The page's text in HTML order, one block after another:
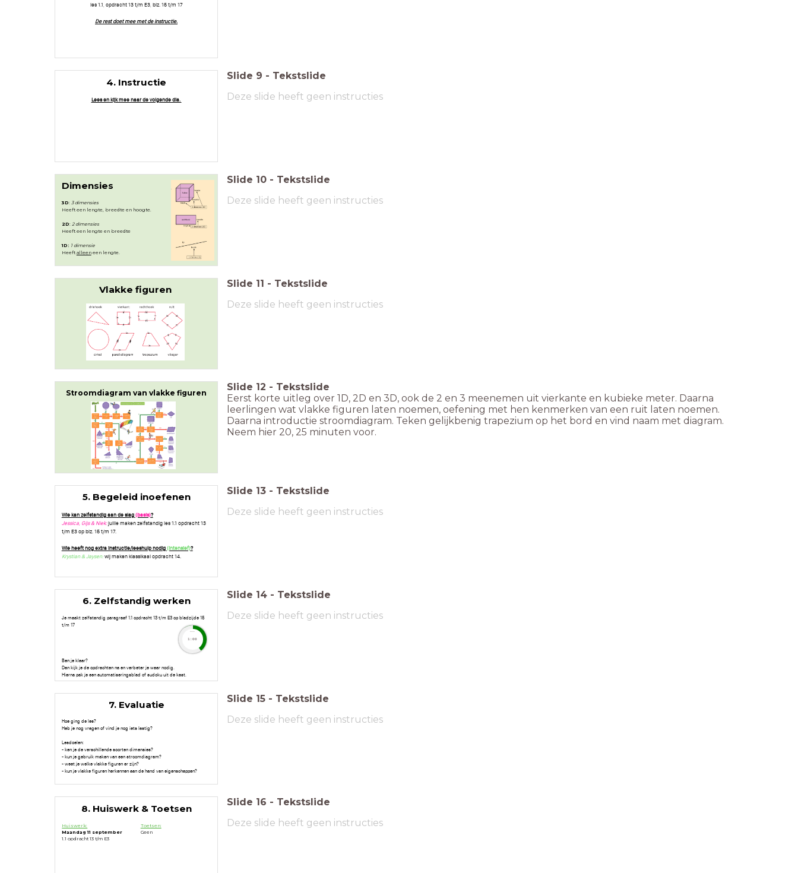
les 1.1, opdracht 13 t/m E3, blz. 15 t/m 17
De rest doet mee met de instructie.
4. Instructie
Lees en kijk mee naar de volgende dia.
Slide 9 - Tekstslide
Deze slide heeft geen instructies
Dimensies
3D: 3 dimensies
Heeft een lengte, breedte en hoogte.
2D: 2 dimensies
Heeft een lengte en breedte
1D: 1 dimensie
Heeft alleeneen lengte.
Slide 10 - Tekstslide
Deze slide heeft geen instructies
Vlakke figuren
Slide 11 - Tekstslide
Deze slide heeft geen instructies
Stroomdiagram van vlakke figuren Slide 12 - Tekstslide
Eerst korte uitleg over 1D, 2D en 3D, ook de 2 en 3 meenemen uit vierkante en kubieke meter. Daarna
leerlingen wat vlakke figuren laten noemen, oefening met hen kenmerken van een ruit laten noemen.
Daarna introductie stroomdiagram. Teken gelijkbenig trapezium op het bord en vind naam met diagram.
Neem hier 20, 25 minuten voor.
5. Begeleid inoefenen
Wie kan zelfstandig aan de slag(basis)?
Jessica, Gijs & Niek: jullie maken zelfstandig les 1.1 opdracht 13
t/m E3 op blz. 15 t/m 17.
Wie heeft nog extra instructie/leeshulp nodig(intensief)?
Krystian & Jaysen: wij maken klassikaal opdracht 14.
Slide 13 - Tekstslide
Deze slide heeft geen instructies
6. Zelfstandig werken
Je maakt zelfstandig paragraaf 1.1 opdracht 13 t/m E3 op bladzijde 15
t/m 17
Ben je klaar?
Dan kijk je de opdrachten na en verbeter je waar nodig.
Hierna pak je een automatiseringsblad of sudoku uit de kast.
timer
1:00
Slide 14 - Tekstslide
Deze slide heeft geen instructies
7. Evaluatie
Hoe ging de les?
Heb je nog vragen of vind je nog iets lastig?
Lesdoelen:
- ken je de verschillende soorten dimensies?
- kun je gebruik maken van een stroomdiagram?
- weet je welke vlakke figuren er zijn?
- kun je vlakke figuren herkennen aan de hand van eigenschappen?
Slide 15 - Tekstslide
Deze slide heeft geen instructies
8. Huiswerk & Toetsen
Huiswerk:
Maandag 11 september
1.1 opdracht 13 t/m E3
Toetsen:
Geen
Slide 16 - Tekstslide
Deze slide heeft geen instructies